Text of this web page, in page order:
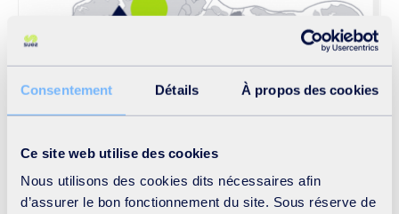
Consentement Détails À propos des cookies
Ce site web utilise des cookies
Nous utilisons des cookies dits nécessaires afin
d’assurer le bon fonctionnement du site. Sous réserve de